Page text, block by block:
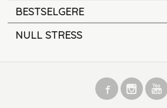
BESTSELGERE
NULL STRESS